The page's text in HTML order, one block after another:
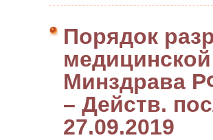
Порядок
Минздрава
– Действ.
27.09.2019